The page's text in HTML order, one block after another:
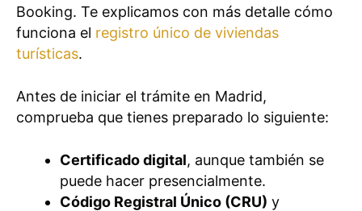
Booking. Te explicamos con más detalle cómo
funciona el registro único de viviendas
turísticas.
Antes de iniciar el trámite en Madrid,
comprueba que tienes preparado lo siguiente:
Certificado digital, aunque también se
puede hacer presencialmente.
Código Registral Único (CRU) y